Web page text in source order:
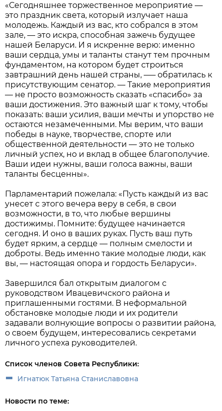
«Сегодняшнее торжественное мероприятие —
это праздник света, который излучает наша
молодежь. Каждый из вас, кто собрался в этом
зале, — это искра, способная зажечь будущее
нашей Беларуси. И я искренне верю: именно
ваши сердца, умы и таланты станут тем прочным
фундаментом, на котором будет строиться
завтрашний день нашей страны, –— обратилась к
присутствующим сенатор. — Такие мероприятия
— не просто возможность сказать «спасибо» за
ваши достижения. Это важный шаг к тому, чтобы
показать: ваши усилия, ваши мечты и упорство не
остаются незамеченными. Мы верим, что ваши
победы в науке, творчестве, спорте или
общественной деятельности — это не только
личный успех, но и вклад в общее благополучие.
Ваши идеи нужны, ваши голоса важны, ваши
таланты бесценны».
Парламентарий пожелала: «Пусть каждый из вас
унесет с этого вечера веру в себя, в свои
возможности, в то, что любые вершины
достижимы. Помните: будущее начинается
сегодня. И оно в ваших руках. Пусть ваш путь
будет ярким, а сердце — полным смелости и
доброты. Ведь именно такие молодые люди, как
вы, — настоящая опора и гордость Беларуси».
Завершился бал открытым диалогом с
руководством Ивацевичского района и
приглашенными гостями. В неформальной
обстановке молодые люди и их родители
задавали волнующие вопросы о развитии района,
о своем будущем, интересовались секретами
личного успеха руководителей.
Список членов Совета Республики:
Игнатюк Татьяна Станиславовна
Новости по теме: